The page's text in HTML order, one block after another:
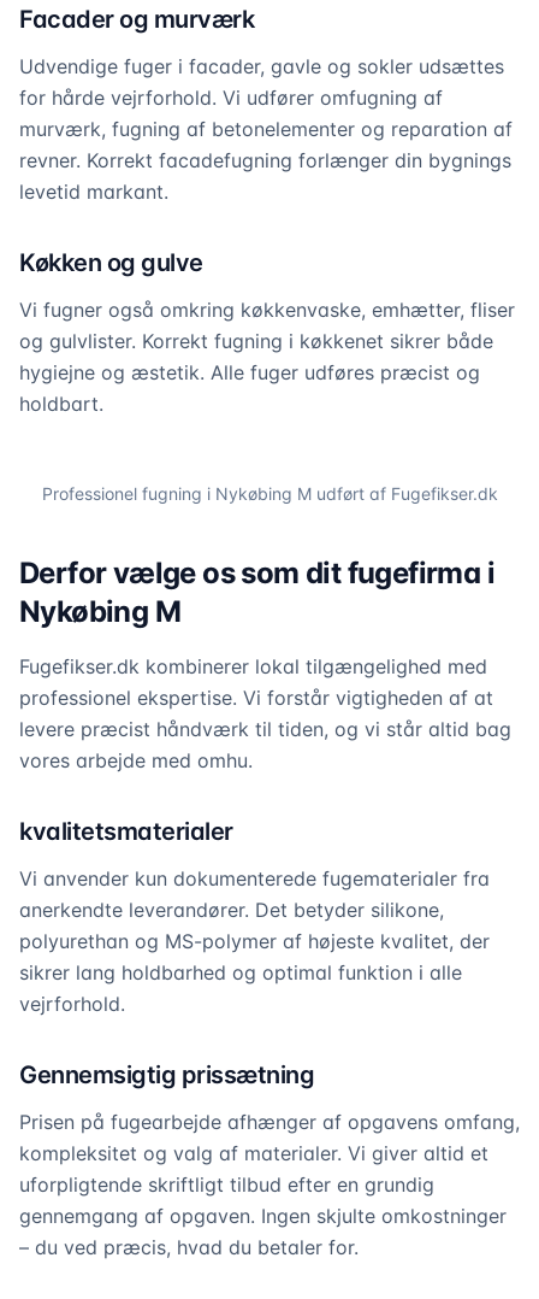
Facader og murværk
Udvendige fuger i facader, gavle og sokler udsættes
for hårde vejrforhold. Vi udfører omfugning af
murværk, fugning af betonelementer og reparation af
revner. Korrekt facadefugning forlænger din bygnings
levetid markant.
Køkken og gulve
Vi fugner også omkring køkkenvaske, emhætter, fliser
og gulvlister. Korrekt fugning i køkkenet sikrer både
hygiejne og æstetik. Alle fuger udføres præcist og
holdbart.
Professionel fugning i Nykøbing Mudført af Fugefikser.dk
Derfor vælge os som dit fugefirma i
Nykøbing M
Fugefikser.dk kombinerer lokal tilgængelighed med
professionel ekspertise. Vi forstår vigtigheden af at
levere præcist håndværk til tiden, og vi står altid bag
vores arbejde med omhu.
kvalitetsmaterialer
Vi anvender kun dokumenterede fugematerialer fra
anerkendte leverandører. Det betyder silikone,
polyurethan og MS-polymer af højeste kvalitet, der
sikrer lang holdbarhed og optimal funktion i alle
vejrforhold.
Gennemsigtig prissætning
Prisen på fugearbejde afhænger af opgavens omfang,
kompleksitet og valg af materialer. Vi giver altid et
uforpligtende skriftligt tilbud efter en grundig
gennemgang af opgaven. Ingen skjulte omkostninger
– du ved præcis, hvad du betaler for.